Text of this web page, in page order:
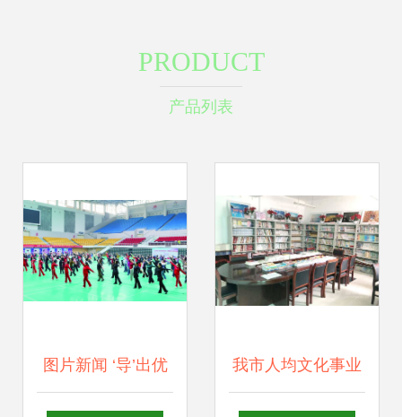
PRODUCT
产品列表
图片新闻 ‘导’出优 我市人均文化事业